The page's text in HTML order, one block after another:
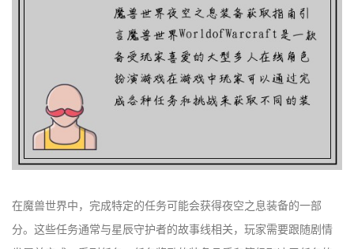
在魔兽世界中，完成特定的任务可能会获得夜空之息装备的一部
分。这些任务通常与星辰守护者的故事线相关，玩家需要跟随剧情